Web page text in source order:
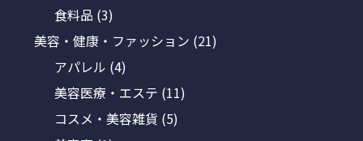
食料品 (3)
美容・健康・ファッション (21)
アパレル (4)
美容医療・エステ (11)
コスメ・美容雑貨 (5)